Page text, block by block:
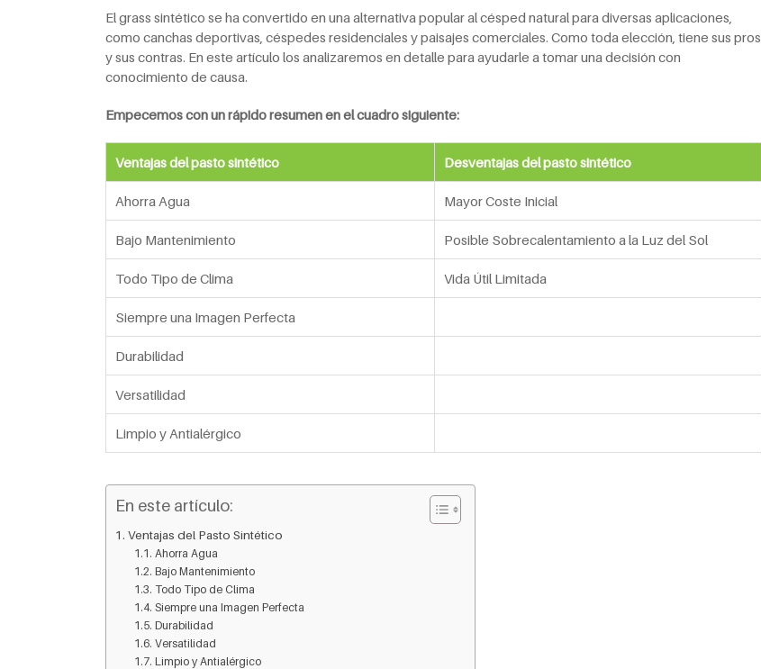
El grass sintético se ha convertido en una alternativa popular al césped natural para diversas aplicaciones,
como canchas deportivas, céspedes residenciales y paisajes comerciales. Como toda elección, tiene sus pros
y sus contras. En este artículo los analizaremos en detalle para ayudarle a tomar una decisión con
conocimiento de causa.
Empecemos con un rápido resumen en el cuadro siguiente:
Ventajas del pasto sintético Desventajas del pasto sintético
Ahorra Agua Mayor Coste Inicial
Bajo Mantenimiento Posible Sobrecalentamiento a la Luz del Sol
Todo Tipo de Clima Vida Útil Limitada
Siempre una Imagen Perfecta
Durabilidad
Versatilidad
Limpio y Antialérgico
En este artículo:
Ventajas del Pasto Sintético
Ahorra Agua
Bajo Mantenimiento
Todo Tipo de Clima
Siempre una Imagen Perfecta
Durabilidad
Versatilidad
Limpio y Antialérgico